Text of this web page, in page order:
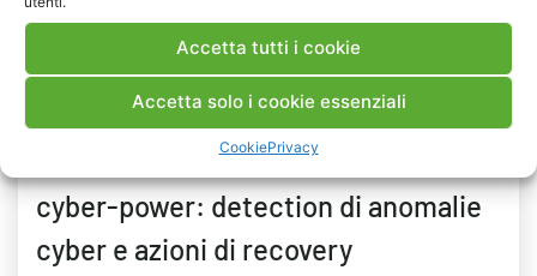
Accetta tutti i cookie
Accetta solo i cookie essenziali
CookiePrivacy
RAPPORTI DELIVERABLE
Scenari di resilienza di sistemi
cyber-power: detection di anomalie
cyber e azioni di recovery